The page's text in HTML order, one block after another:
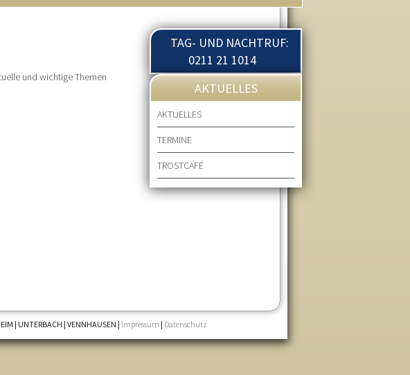
und wichtige Themen
TAG- UND NACHTRUF:
0211 21 1014
AKTUELLES
AKTUELLES
TERMINE
TROSTCAFÉ
| UNTERBACH | VENNHAUSEN | Impressum | Datenschutz